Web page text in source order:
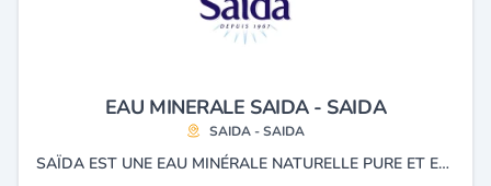
EAU MINERALE SAIDA - SAIDA
SAIDA - SAIDA
SAÏDA EST UNE EAU MINÉRALE NATURELLE PURE ET EQUILIBREE EN MINÉRAUX ESSENTIELS A L’ORGANISME.